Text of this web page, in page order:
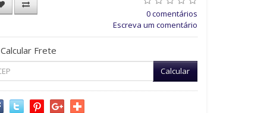
0 comentários
Escreva um comentário
Calcular Frete
Calcular